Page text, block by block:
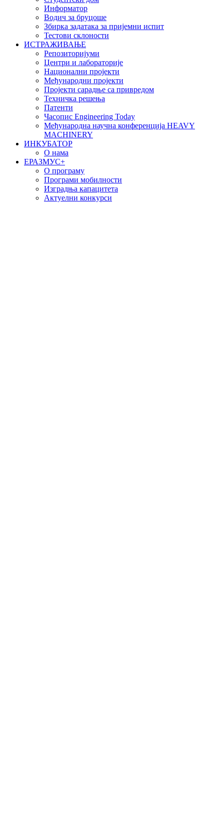
Информатор
Водич за бруцоше
Збиркa задатака за пријемни испит
Тестови склоности
ИСТРАЖИВАЊЕ
Репозиторијуми
Центри и лабораторије
Национални пројекти
Међународни пројекти
Пројекти сарадње са привредом
Техничка решења
Патенти
Часопис Engineering Today
Међународна научна конференција HEAVY
MACHINERY
ИНКУБАТОР
О нама
EРАЗМУС+
О програму
Програми мобилности
Изградња капацитета
Актуелни конкурси